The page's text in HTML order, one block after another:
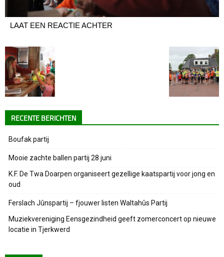
LAAT EEN REACTIE ACHTER
RECENTE BERICHTEN
Boufak partij
Mooie zachte ballen partij 28 juni
K.F. De Twa Doarpen organiseert gezellige kaatspartij voor jong en
oud
Ferslach Jûnspartij – fjouwer listen Waltahûs Partij
Muziekvereniging Eensgezindheid geeft zomerconcert op nieuwe
locatie in Tjerkwerd